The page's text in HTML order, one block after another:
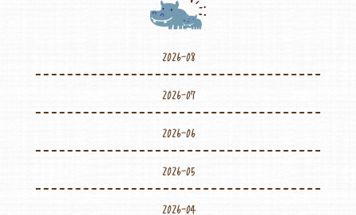
2026-08
2026-07
2026-06
2026-05
2026-04